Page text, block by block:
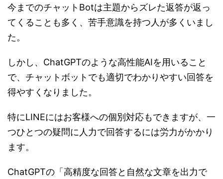
今までのチャットBotは主題からズレた返答が返っ
てくることも多く、苦手意識を持つ人が多くいまし
た。
しかし、ChatGPTのような高性能AIを用いること
で、チャットボットでも適切でわかりやすい回答を
得やすくなりました。
特にLINEにはお客様への個別対応もできますが、一
つひとつの疑問に人力で回答するには労力がかかり
ます。
ChatGPTの「高精度な回答と自然な文章を出力で